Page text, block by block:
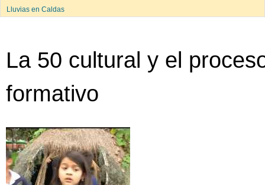
Lluvias en Caldas
La 50 cultural y el
formativo